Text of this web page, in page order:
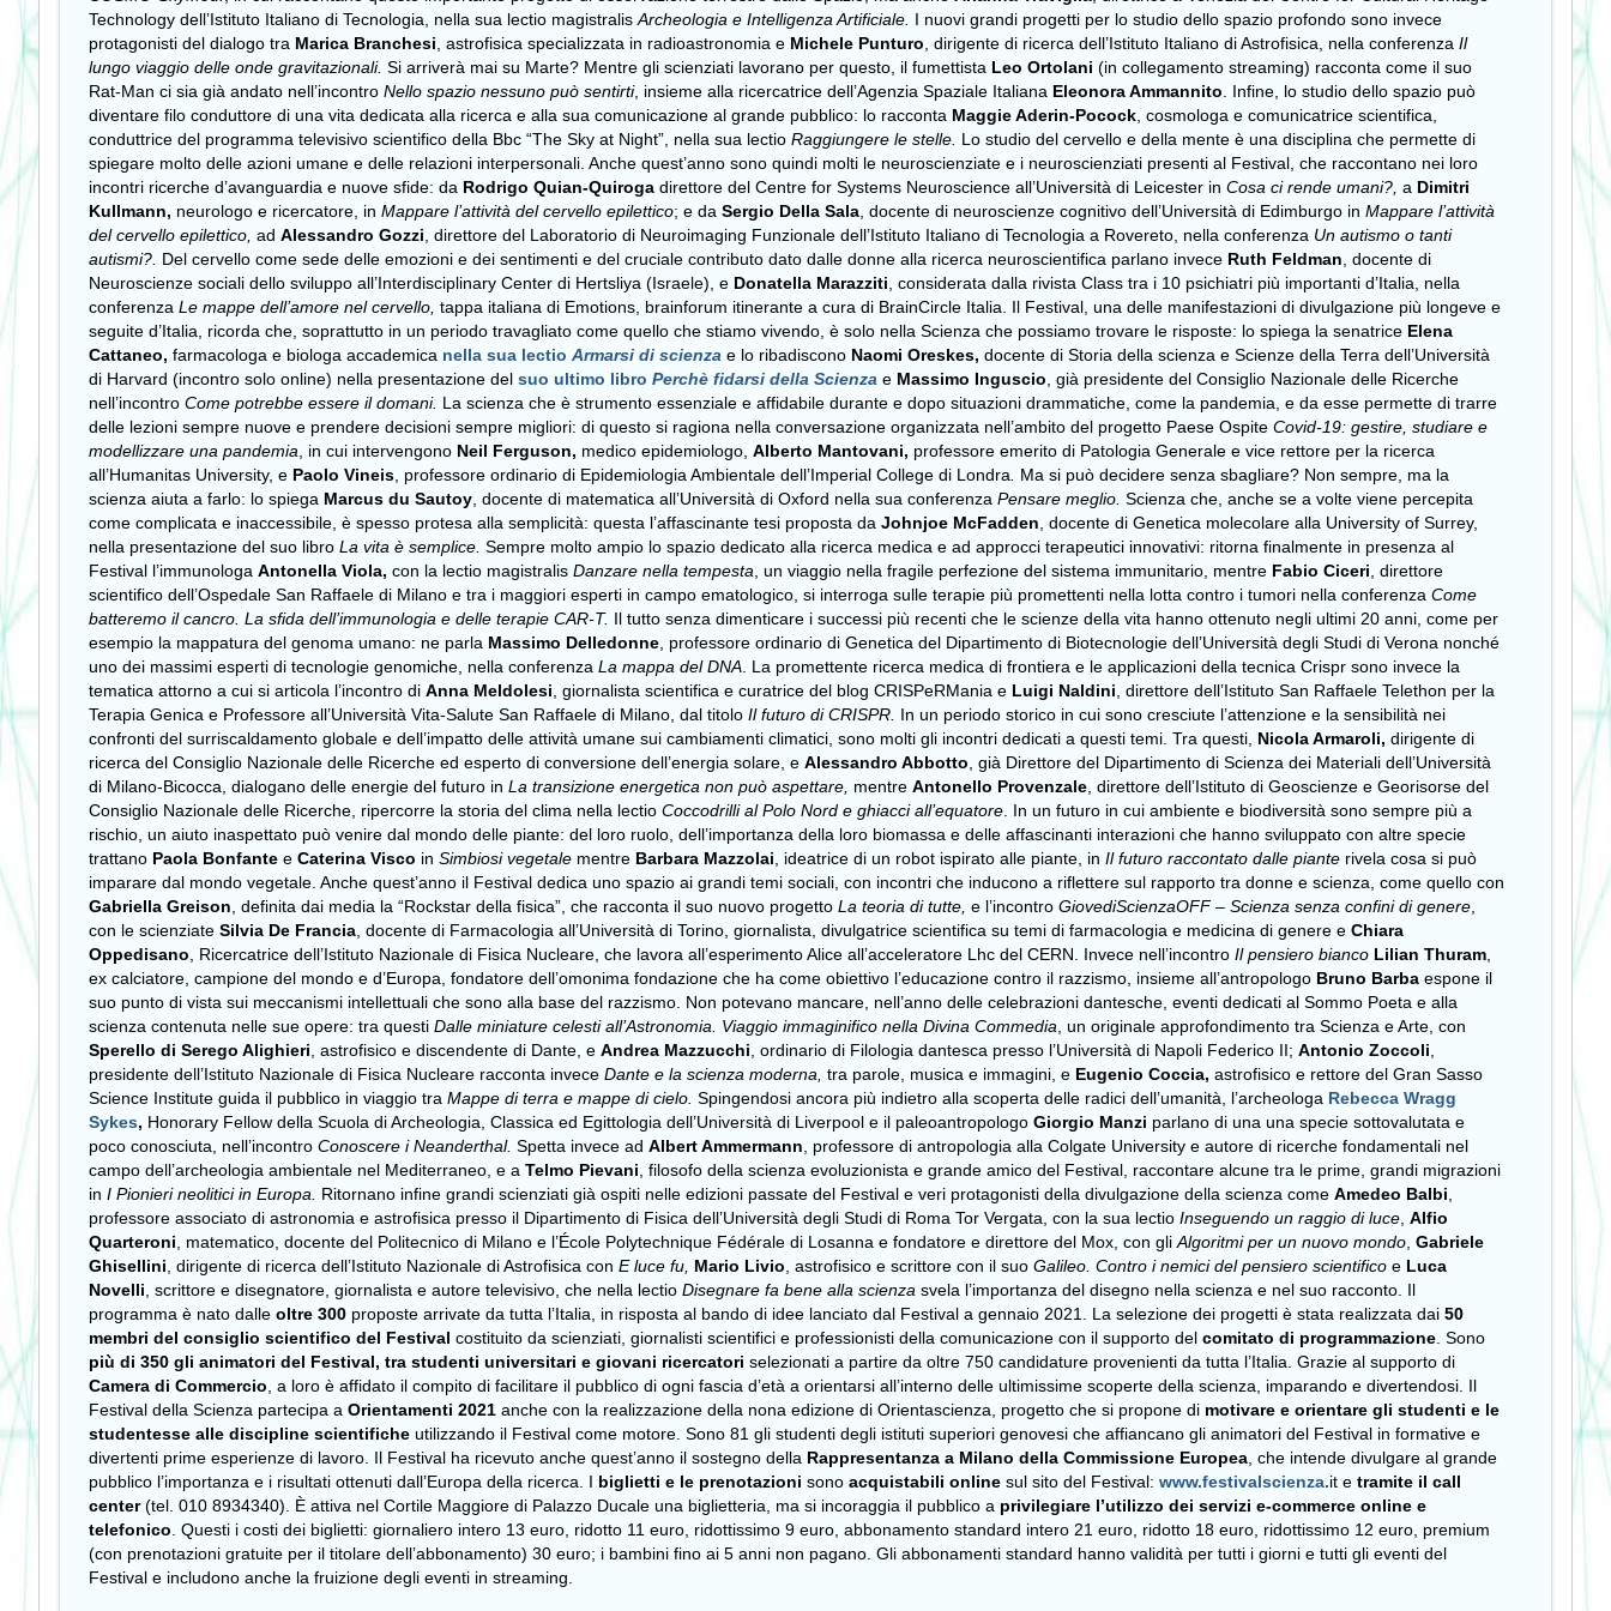
Technology dell’Istituto Italiano di Tecnologia, nella sua lectio magistralisArcheologia e Intelligenza Artificiale. I nuovi grandi progetti per lo studio dello spazio profondo sono invece
protagonisti del dialogo tra Marica Branchesi, astrofisica specializzata in radioastronomia e Michele Punturo, dirigente di ricerca dell’Istituto Italiano di Astrofisica, nella conferenza Il
lungo viaggio delle onde gravitazionali. Si arriverà mai su Marte? Mentre gli scienziati lavorano per questo, il fumettista Leo Ortolani (in collegamento streaming) racconta come il suo
Rat-Man ci sia già andato nell’incontro Nello spazio nessuno può sentirti, insieme alla ricercatrice dell’Agenzia Spaziale Italiana Eleonora Ammannito. Infine, lo studio dello spazio può
diventare filo conduttore di una vita dedicata alla ricerca e alla sua comunicazione al grande pubblico: lo racconta Maggie Aderin-Pocock, cosmologa e comunicatrice scientifica,
conduttrice del programma televisivo scientifico della Bbc “The Sky at Night”, nella sua lectio Raggiungere le stelle. Lo studio del cervello e della mente è una disciplina che permette di
spiegare molto delle azioni umane e delle relazioni interpersonali. Anche quest’anno sono quindi molti le neuroscienziate e i neuroscienziati presenti al Festival, che raccontano nei loro
incontri ricerche d’avanguardia e nuove sfide: da Rodrigo Quian-Quiroga direttore del Centre for Systems Neuroscience all’Università di Leicester in Cosa ci rende umani?, a Dimitri
Kullmann, neurologo e ricercatore, in Mappare l’attività del cervello epilettico; e da Sergio Della Sala, docente di neuroscienze cognitivo dell’Università di Edimburgo in Mappare l’attività
del cervello epilettico, ad Alessandro Gozzi, direttore del Laboratorio di Neuroimaging Funzionale dell’Istituto Italiano di Tecnologia a Rovereto, nella conferenza Un autismo o tanti
autismi?. Del cervello come sede delle emozioni e dei sentimenti e del cruciale contributo dato dalle donne alla ricerca neuroscientifica parlano invece Ruth Feldman, docente di
Neuroscienze sociali dello sviluppo all’Interdisciplinary Center di Hertsliya (Israele), e Donatella Marazziti, considerata dalla rivista Class tra i 10 psichiatri più importanti d’Italia, nella
conferenza Le mappe dell’amore nel cervello, tappa italiana di Emotions, brainforum itinerante a cura di BrainCircle Italia. Il Festival, una delle manifestazioni di divulgazione più longeve e
seguite d’Italia, ricorda che, soprattutto in un periodo travagliato come quello che stiamo vivendo, è solo nella Scienza che possiamo trovare le risposte: lo spiega la senatrice Elena
Cattaneo, farmacologa e biologa accademica nella sua lectio Armarsi di scienza e lo ribadiscono Naomi Oreskes, docente di Storia della scienza e Scienze della Terra dell’Università
di Harvard (incontro solo online) nella presentazione del suo ultimo libro Perchè fidarsi della Scienza e Massimo Inguscio, già presidente del Consiglio Nazionale delle Ricerche
nell’incontro Come potrebbe essere il domani. La scienza che è strumento essenziale e affidabile durante e dopo situazioni drammatiche, come la pandemia, e da esse permette di trarre
delle lezioni sempre nuove e prendere decisioni sempre migliori: di questo si ragiona nella conversazione organizzata nell’ambito del progetto Paese Ospite Covid-19: gestire, studiare e
modellizzare una pandemia, in cui intervengono Neil Ferguson, medico epidemiologo, Alberto Mantovani, professore emerito di Patologia Generale e vice rettore per la ricerca
all’Humanitas University, e Paolo Vineis, professore ordinario di Epidemiologia Ambientale dell’Imperial College di Londra. Ma si può decidere senza sbagliare? Non sempre, ma la
scienza aiuta a farlo: lo spiega Marcus du Sautoy, docente di matematica all’Università di Oxford nella sua conferenza Pensare meglio. Scienza che, anche se a volte viene percepita
come complicata e inaccessibile, è spesso protesa alla semplicità: questa l’affascinante tesi proposta da Johnjoe McFadden, docente di Genetica molecolare alla University of Surrey,
nella presentazione del suo libro La vita è semplice. Sempre molto ampio lo spazio dedicato alla ricerca medica e ad approcci terapeutici innovativi: ritorna finalmente in presenza al
Festival l’immunologa Antonella Viola, con la lectio magistralis Danzare nella tempesta, un viaggio nella fragile perfezione del sistema immunitario, mentre Fabio Ciceri, direttore
scientifico dell’Ospedale San Raffaele di Milano e tra i maggiori esperti in campo ematologico, si interroga sulle terapie più promettenti nella lotta contro i tumori nella conferenza Come
batteremo il cancro. La sfida dell’immunologia e delle terapie CAR-T. Il tutto senza dimenticare i successi più recenti che le scienze della vita hanno ottenuto negli ultimi 20 anni, come per
esempio la mappatura del genoma umano: ne parla Massimo Delledonne, professore ordinario di Genetica del Dipartimento di Biotecnologie dell’Università degli Studi di Verona nonché
uno dei massimi esperti di tecnologie genomiche, nella conferenza La mappa del DNA. La promettente ricerca medica di frontiera e le applicazioni della tecnica Crispr sono invece la
tematica attorno a cui si articola l’incontro di Anna Meldolesi, giornalista scientifica e curatrice del blog CRISPeRMania e Luigi Naldini, direttore dell’Istituto San Raffaele Telethon per la
Terapia Genica e Professore all’Università Vita-Salute San Raffaele di Milano, dal titolo Il futuro di CRISPR. In un periodo storico in cui sono cresciute l’attenzione e la sensibilità nei
confronti del surriscaldamento globale e dell’impatto delle attività umane sui cambiamenti climatici, sono molti gli incontri dedicati a questi temi. Tra questi, Nicola Armaroli, dirigente di
ricerca del Consiglio Nazionale delle Ricerche ed esperto di conversione dell’energia solare, e Alessandro Abbotto, già Direttore del Dipartimento di Scienza dei Materiali dell’Università
di Milano-Bicocca, dialogano delle energie del futuro in La transizione energetica non può aspettare, mentre Antonello Provenzale, direttore dell’Istituto di Geoscienze e Georisorse del
Consiglio Nazionale delle Ricerche, ripercorre la storia del clima nella lectio Coccodrilli al Polo Nord e ghiacci all’equatore. In un futuro in cui ambiente e biodiversità sono sempre più a
rischio, un aiuto inaspettato può venire dal mondo delle piante: del loro ruolo, dell’importanza della loro biomassa e delle affascinanti interazioni che hanno sviluppato con altre specie
trattano Paola Bonfante e Caterina Visco in Simbiosi vegetale mentre Barbara Mazzolai, ideatrice di un robot ispirato alle piante, in Il futuro raccontato dalle piante rivela cosa si può
imparare dal mondo vegetale. Anche quest’anno il Festival dedica uno spazio ai grandi temi sociali, con incontri che inducono a riflettere sul rapporto tra donne e scienza, come quello con
Gabriella Greison, definita dai media la “Rockstar della fisica”, che racconta il suo nuovo progetto La teoria di tutte, e l’incontro GiovediScienzaOFF – Scienza senza confini di genere,
con le scienziate Silvia De Francia, docente di Farmacologia all’Università di Torino, giornalista, divulgatrice scientifica su temi di farmacologia e medicina di genere e Chiara
Oppedisano, Ricercatrice dell’Istituto Nazionale di Fisica Nucleare, che lavora all’esperimento Alice all’acceleratore Lhc del CERN. Invece nell’incontro Il pensiero bianco Lilian Thuram,
ex calciatore, campione del mondo e d’Europa, fondatore dell’omonima fondazione che ha come obiettivo l’educazione contro il razzismo, insieme all’antropologo Bruno Barba espone il
suo punto di vista sui meccanismi intellettuali che sono alla base del razzismo. Non potevano mancare, nell’anno delle celebrazioni dantesche, eventi dedicati al Sommo Poeta e alla
scienza contenuta nelle sue opere: tra questi Dalle miniature celesti all’Astronomia. Viaggio immaginifico nella Divina Commedia, un originale approfondimento tra Scienza e Arte, con
Sperello di Serego Alighieri, astrofisico e discendente di Dante, e Andrea Mazzucchi, ordinario di Filologia dantesca presso l’Università di Napoli Federico II; Antonio Zoccoli,
presidente dell’Istituto Nazionale di Fisica Nucleare racconta invece Dante e la scienza moderna, tra parole, musica e immagini, e Eugenio Coccia, astrofisico e rettore del Gran Sasso
Science Institute guida il pubblico in viaggio tra Mappe di terra e mappe di cielo. Spingendosi ancora più indietro alla scoperta delle radici dell’umanità, l’archeologa Rebecca Wragg
Sykes, Honorary Fellow della Scuola di Archeologia, Classica ed Egittologia dell’Università di Liverpool e il paleoantropologo Giorgio Manzi parlano di una una specie sottovalutata e
poco conosciuta, nell’incontro Conoscere i Neanderthal. Spetta invece ad Albert Ammermann, professore di antropologia alla Colgate University e autore di ricerche fondamentali nel
campo dell’archeologia ambientale nel Mediterraneo, e a Telmo Pievani, filosofo della scienza evoluzionista e grande amico del Festival, raccontare alcune tra le prime, grandi migrazioni
in I Pionieri neolitici in Europa. Ritornano infine grandi scienziati già ospiti nelle edizioni passate del Festival e veri protagonisti della divulgazione della scienza come Amedeo Balbi,
professore associato di astronomia e astrofisica presso il Dipartimento di Fisica dell’Università degli Studi di Roma Tor Vergata, con la sua lectio Inseguendo un raggio di luce, Alfio
Quarteroni, matematico, docente del Politecnico di Milano e l’École Polytechnique Fédérale di Losanna e fondatore e direttore del Mox, con gliAlgoritmi per un nuovo mondo, Gabriele
Ghisellini, dirigente di ricerca dell’Istituto Nazionale di Astrofisica con E luce fu, Mario Livio, astrofisico e scrittore con il suo Galileo. Contro i nemici del pensiero scientifico e Luca
Novelli, scrittore e disegnatore, giornalista e autore televisivo, che nella lectio Disegnare fa bene alla scienza svela l’importanza del disegno nella scienza e nel suo racconto. Il
programma è nato dalle oltre 300 proposte arrivate da tutta l’Italia, in risposta al bando di idee lanciato dal Festival a gennaio 2021. La selezione dei progetti è stata realizzata dai 50
membri del consiglio scientifico del Festival costituito da scienziati, giornalisti scientifici e professionisti della comunicazione con il supporto del comitato di programmazione. Sono
più di 350 gli animatori del Festival, tra studenti universitari e giovani ricercatori selezionati a partire da oltre 750 candidature provenienti da tutta l’Italia. Grazie al supporto di
Camera di Commercio, a loro è affidato il compito di facilitare il pubblico di ogni fascia d’età a orientarsi all’interno delle ultimissime scoperte della scienza, imparando e divertendosi. Il
Festival della Scienza partecipa a Orientamenti 2021 anche con la realizzazione della nona edizione di Orientascienza, progetto che si propone di motivare e orientare gli studenti e le
studentesse alle discipline scientifiche utilizzando il Festival come motore. Sono 81 gli studenti degli istituti superiori genovesi che affiancano gli animatori del Festival in formative e
divertenti prime esperienze di lavoro. Il Festival ha ricevuto anche quest’anno il sostegno della Rappresentanza a Milano della Commissione Europea, che intende divulgare al grande
pubblico l’importanza e i risultati ottenuti dall’Europa della ricerca. I biglietti e le prenotazioni sono acquistabili online sul sito del Festival: www.festivalscienza.it e tramite il call
center(tel. 010 8934340). È attiva nel Cortile Maggiore di Palazzo Ducale una biglietteria, ma si incoraggia il pubblico a privilegiare l’utilizzo dei servizi e-commerce online e
telefonico. Questi i costi dei biglietti: giornaliero intero 13 euro, ridotto 11 euro, ridottissimo 9 euro, abbonamento standard intero 21 euro, ridotto 18 euro, ridottissimo 12 euro, premium
(con prenotazioni gratuite per il titolare dell’abbonamento) 30 euro; i bambini fino ai 5 anni non pagano. Gli abbonamenti standard hanno validità per tutti i giorni e tutti gli eventi del
Festival e includono anche la fruizione degli eventi in streaming.